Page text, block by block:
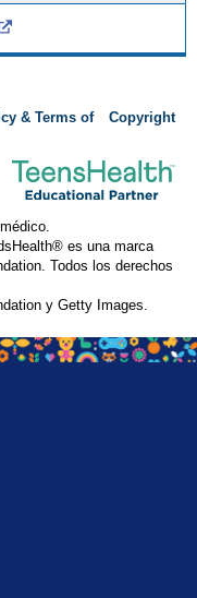
& Terms of
Copyright
es una marca
Todos los derechos
y Getty Images.